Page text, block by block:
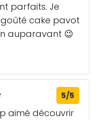
parfaits. Je
goûté cake pavot
auparavant 😉
5/5
aimé découvrir